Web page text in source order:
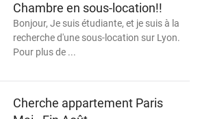
Chambre en sous-location!!
Bonjour, Je suis étudiante, et je suis à la
recherche d'une sous-location sur Lyon.
Pour plus de ...
Cherche appartement Paris